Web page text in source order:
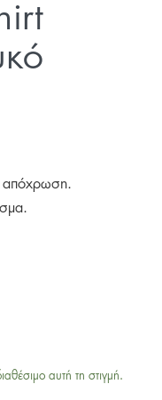
απόχρωση.
αυτή τη στιγμή.